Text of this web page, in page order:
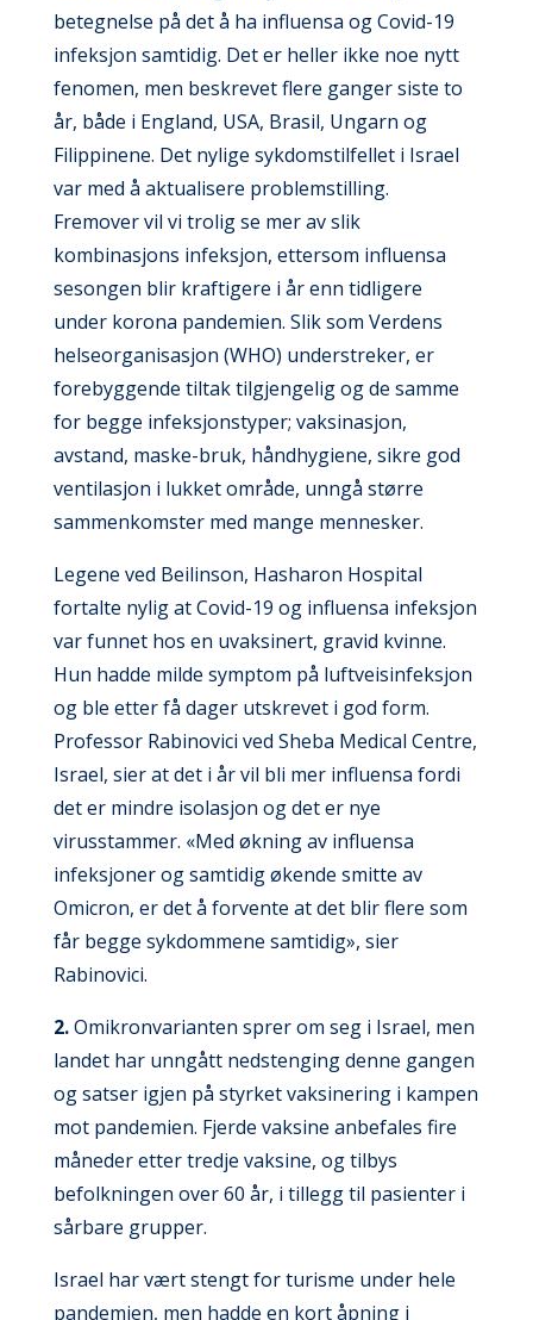
betegnelse på det å ha influensa og Covid-19
infeksjon samtidig. Det er heller ikke noe nytt
fenomen, men beskrevet flere ganger siste to
år, både i England, USA, Brasil, Ungarn og
Filippinene. Det nylige sykdomstilfellet i Israel
var med å aktualisere problemstilling.
Fremover vil vi trolig se mer av slik
kombinasjons infeksjon, ettersom influensa
sesongen blir kraftigere i år enn tidligere
under korona pandemien. Slik som Verdens
helseorganisasjon (WHO) understreker, er
forebyggende tiltak tilgjengelig og de samme
for begge infeksjonstyper; vaksinasjon,
avstand, maske-bruk, håndhygiene, sikre god
ventilasjon i lukket område, unngå større
sammenkomster med mange mennesker.
Legene ved Beilinson, Hasharon Hospital
fortalte nylig at Covid-19 og influensa infeksjon
var funnet hos en uvaksinert, gravid kvinne.
Hun hadde milde symptom på luftveisinfeksjon
og ble etter få dager utskrevet i god form.
Professor Rabinovici ved Sheba Medical Centre,
Israel, sier at det i år vil bli mer influensa fordi
det er mindre isolasjon og det er nye
virusstammer. «Med økning av influensa
infeksjoner og samtidig økende smitte av
Omicron, er det å forvente at det blir flere som
får begge sykdommene samtidig», sier
Rabinovici.
2.Omikronvarianten sprer om seg i Israel, men
landet har unngått nedstenging denne gangen
og satser igjen på styrket vaksinering i kampen
mot pandemien. Fjerde vaksine anbefales fire
måneder etter tredje vaksine, og tilbys
befolkningen over 60 år, i tillegg til pasienter i
sårbare grupper.
Israel har vært stengt for turisme under hele
pandemien, men hadde en kort åpning i